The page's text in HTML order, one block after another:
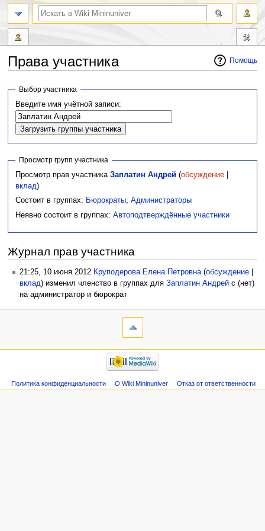
Помощь
Права участника
Перейти
навигации
Перейти
поиску
Выбор участника
Введите имя учётной записи:
Просмотр групп участника
Просмотр прав участникаЗаплатин Андрей (обсуждение
вклад)
Состоит в группах: Бюрократы ,Администраторы
Неявно состоит в группах:Автоподтверждённые участники
Журнал прав участника
21:25, 10 июня 2012 Круподерова Елена Петровна (обсуждение
вклад) изменил членство в группах для Заплатин Андрей с (нет)
на администратор и бюрократ
Политика конфиденциальности О Wiki Mininuniver Отказ от ответственности